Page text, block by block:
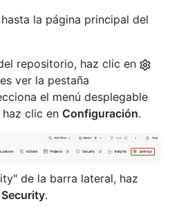
la página principal del
repositorio, haz clic en
ver la pestaña
el menú desplegable
clic en Configuración.
de la barra lateral, haz
.